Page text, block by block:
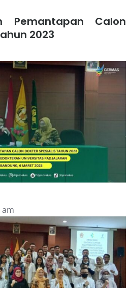
Pemantapan Calon
2023
am